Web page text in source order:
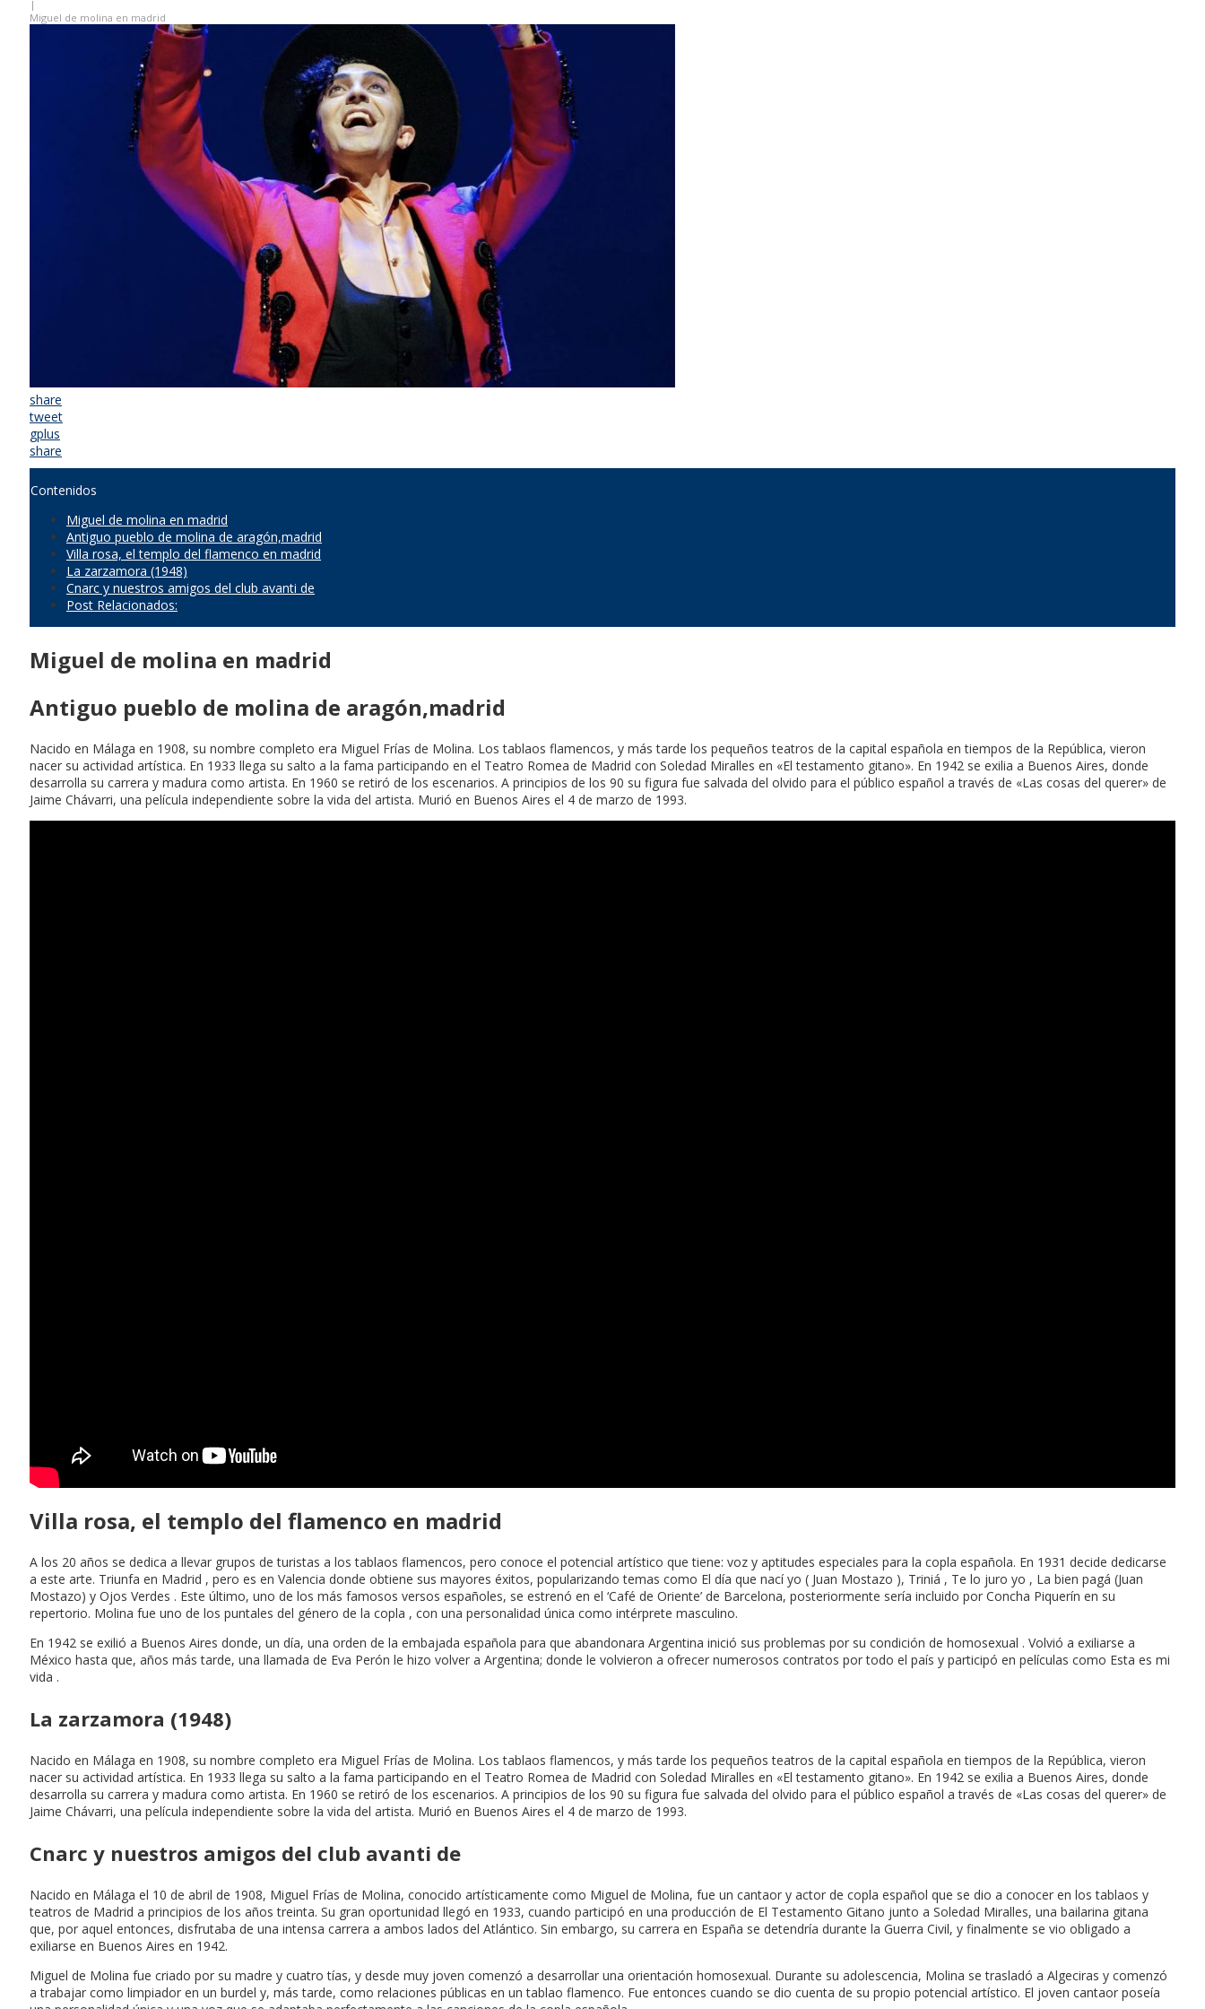
|
Miguel de molina en madrid
share
tweet
gplus
share
Contenidos
Miguel de molina en madrid
Antiguo pueblo de molina de aragón,madrid
Villa rosa, el templo del flamenco en madrid
La zarzamora (1948)
Cnarc y nuestros amigos del club avanti de
Post Relacionados:
Miguel de molina en madrid
Antiguo pueblo de molina de aragón,madrid
Nacido en Málaga en 1908, su nombre completo era Miguel Frías de Molina. Los tablaos flamencos, y más tarde los pequeños teatros de la capital española en tiempos de la República, vieron
nacer su actividad artística. En 1933 llega su salto a la fama participando en el Teatro Romea de Madrid con Soledad Miralles en «El testamento gitano». En 1942 se exilia a Buenos Aires, donde
desarrolla su carrera y madura como artista. En 1960 se retiró de los escenarios. A principios de los 90 su figura fue salvada del olvido para el público español a través de «Las cosas del querer» de
Jaime Chávarri, una película independiente sobre la vida del artista. Murió en Buenos Aires el 4 de marzo de 1993.
Villa rosa, el templo del flamenco en madrid
A los 20 años se dedica a llevar grupos de turistas a los tablaos flamencos, pero conoce el potencial artístico que tiene: voz y aptitudes especiales para la copla española. En 1931 decide dedicarse
a este arte. Triunfa en Madrid , pero es en Valencia donde obtiene sus mayores éxitos, popularizando temas como El día que nací yo ( Juan Mostazo ), Triniá , Te lo juro yo , La bien pagá (Juan
Mostazo) y Ojos Verdes . Este último, uno de los más famosos versos españoles, se estrenó en el ‘Café de Oriente’ de Barcelona, posteriormente sería incluido por Concha Piquerín en su
repertorio. Molina fue uno de los puntales del género de la copla , con una personalidad única como intérprete masculino.
En 1942 se exilió a Buenos Aires donde, un día, una orden de la embajada española para que abandonara Argentina inició sus problemas por su condición de homosexual . Volvió a exiliarse a
México hasta que, años más tarde, una llamada de Eva Perón le hizo volver a Argentina; donde le volvieron a ofrecer numerosos contratos por todo el país y participó en películas como Esta es mi
vida .
La zarzamora (1948)
Nacido en Málaga en 1908, su nombre completo era Miguel Frías de Molina. Los tablaos flamencos, y más tarde los pequeños teatros de la capital española en tiempos de la República, vieron
nacer su actividad artística. En 1933 llega su salto a la fama participando en el Teatro Romea de Madrid con Soledad Miralles en «El testamento gitano». En 1942 se exilia a Buenos Aires, donde
desarrolla su carrera y madura como artista. En 1960 se retiró de los escenarios. A principios de los 90 su figura fue salvada del olvido para el público español a través de «Las cosas del querer» de
Jaime Chávarri, una película independiente sobre la vida del artista. Murió en Buenos Aires el 4 de marzo de 1993.
Cnarc y nuestros amigos del club avanti de
Nacido en Málaga el 10 de abril de 1908, Miguel Frías de Molina, conocido artísticamente como Miguel de Molina, fue un cantaor y actor de copla español que se dio a conocer en los tablaos y
teatros de Madrid a principios de los años treinta. Su gran oportunidad llegó en 1933, cuando participó en una producción de El Testamento Gitano junto a Soledad Miralles, una bailarina gitana
que, por aquel entonces, disfrutaba de una intensa carrera a ambos lados del Atlántico. Sin embargo, su carrera en España se detendría durante la Guerra Civil, y finalmente se vio obligado a
exiliarse en Buenos Aires en 1942.
Miguel de Molina fue criado por su madre y cuatro tías, y desde muy joven comenzó a desarrollar una orientación homosexual. Durante su adolescencia, Molina se trasladó a Algeciras y comenzó
a trabajar como limpiador en un burdel y, más tarde, como relaciones públicas en un tablao flamenco. Fue entonces cuando se dio cuenta de su propio potencial artístico. El joven cantaor poseía